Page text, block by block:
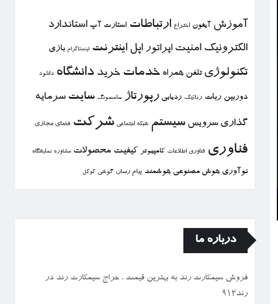
آموزش آیفون اختراع ارتباطات استارت آپ استاندارد
الكترونیك امنیت اپراتور اپل اینترنت اینستاگرام بازی
تكنولوژی تلفن همراه خدمات خرید دانشگاه دانلود
دوربین ربات رباتیك ردیابی رپورتاژ سامسونگ سایت سرمایه
گذاری سرویس سیستم شبكه اجتماعی شركت فضای مجازی
فناوری فناوری اطلاعات كامپیوتر كیفیت محصولات مشاوره نمایشگاه
نوآوری هوش مصنوعی هوشمند پیام رسان گوشی گوگل
درباره ما
فروش سیمكارت رند به بهترین قیمت ، حراج سیمكارت رند در
رند912